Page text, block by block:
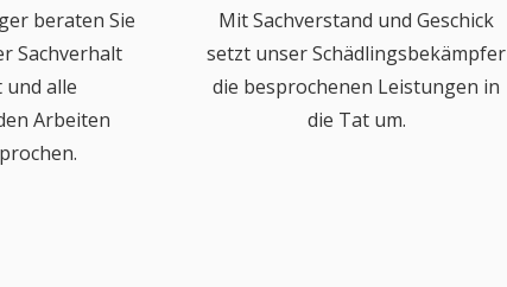
beraten Sie
Sachverhalt
alle
Arbeiten
Mit Sachverstand und Geschick
setzt unser Schädlingsbekämpfer
die besprochenen Leistungen in
die Tat um.